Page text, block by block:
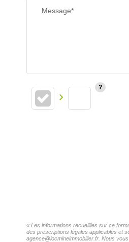
Message*
« Les informations recueillies sur ce
des prescriptions légales applicables et
agence@locmineimmobilier.fr. Nous